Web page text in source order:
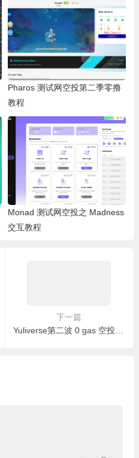
Pharos 测试网空投第二季零撸
教程
Monad 测试网空投之 Madness
交互教程
下一篇
Yuliverse第二波 0 gas 空投活动来啦